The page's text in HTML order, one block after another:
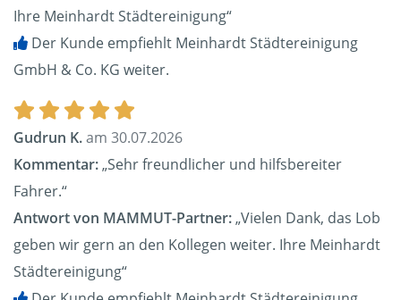
Ihre Meinhardt Städtereinigung“
Der Kunde empfiehlt Meinhardt Städtereinigung
GmbH & Co. KG weiter.
Gudrun K.am 30.07.2026
Kommentar:„Sehr freundlicher und hilfsbereiter
Fahrer.“
Antwort von MAMMUT-Partner:„Vielen Dank, das Lob
geben wir gern an den Kollegen weiter. Ihre Meinhardt
Städtereinigung“